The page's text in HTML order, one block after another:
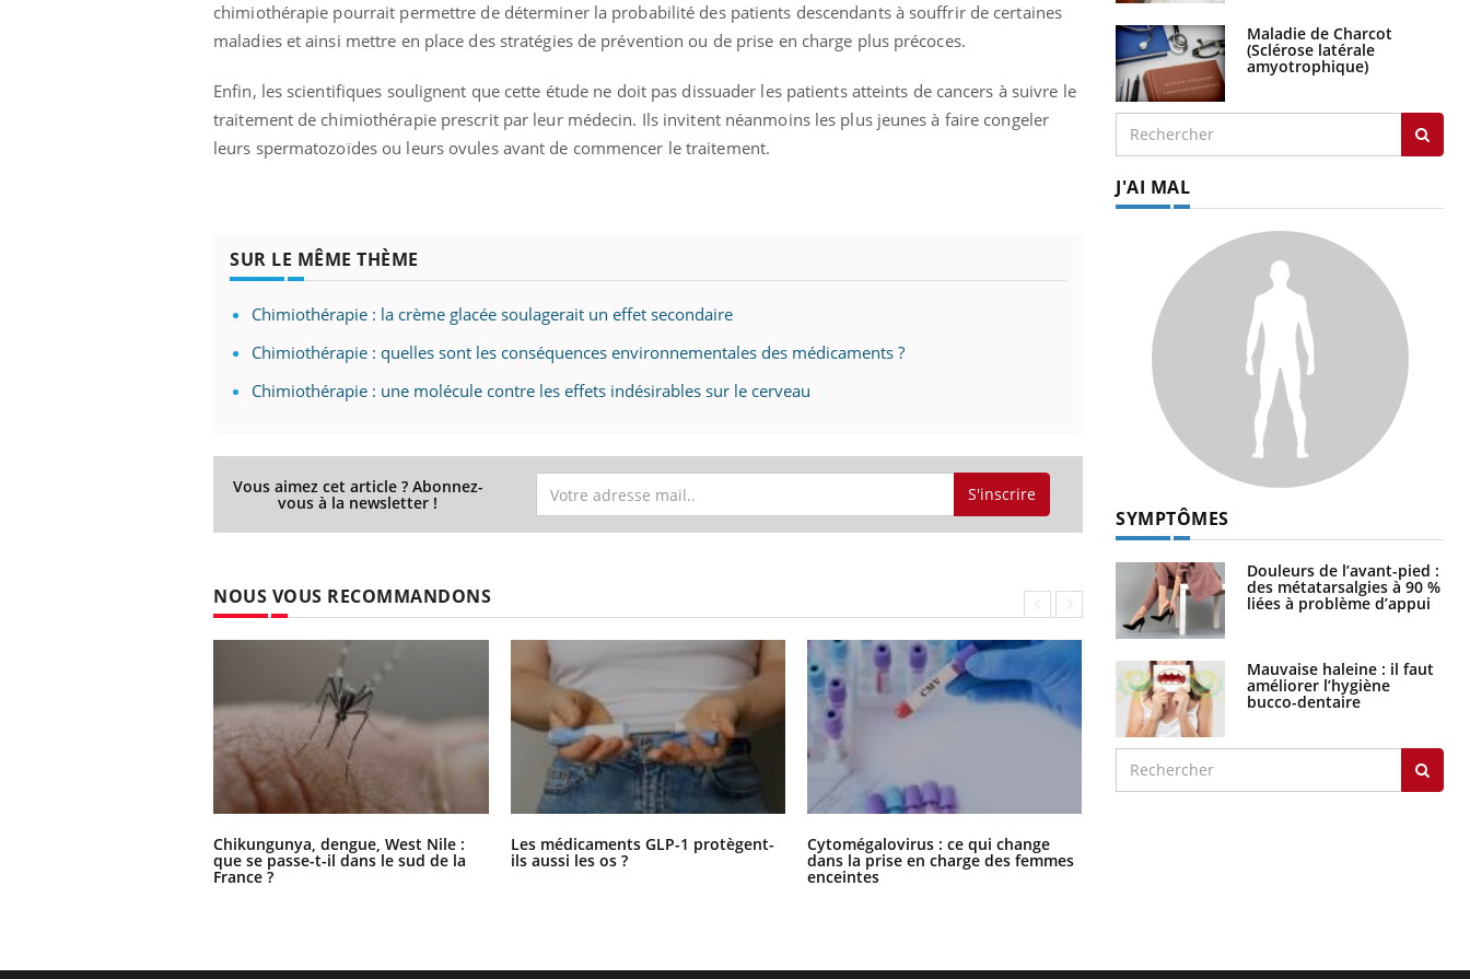
chimiothérapie pourrait permettre de déterminer la probabilité des patients descendants à souffrir de certaines
maladies et ainsi mettre en place des stratégies de prévention ou de prise en charge plus précoces.
Enfin, les scientifiques soulignent que cette étude ne doit pas dissuader les patients atteints de cancers à suivre le
traitement de chimiothérapie prescrit par leur médecin. Ils invitent néanmoins les plus jeunes à faire congeler
leurs spermatozoïdes ou leurs ovules avant de commencer le traitement.
SUR LE MÊME THÈME
Chimiothérapie : la crème glacée soulagerait un effet secondaire
Chimiothérapie : quelles sont les conséquences environnementales des médicaments ?
Chimiothérapie : une molécule contre les effets indésirables sur le cerveau
Vous aimez cet article ? Abonnez-
vous à la newsletter ! S'inscrire
NOUS VOUS RECOMMANDONS
Chikungunya, dengue, West Nile :
que se passe-t-il dans le sud de la
France ?
Les médicaments GLP-1 protègent-
ils aussi les os ?
Cytomégalovirus : ce qui change
dans la prise en charge des femmes
enceintes
Maladie de Charcot
(Sclérose latérale
amyotrophique)
J'AI MAL
SYMPTÔMES
Douleurs de l’avant-pied :
des métatarsalgies à 90 %
liées à problème d’appui
Mauvaise haleine : il faut
améliorer l’hygiène
bucco-dentaire